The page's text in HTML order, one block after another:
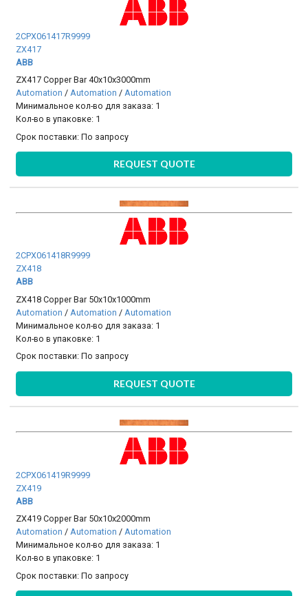
2CPX061417R9999
ZX417
ABB
ZX417 Copper Bar 40x10x3000mm
Automation /Automation /Automation
Минимальное кол-во для заказа: 1
Кол-во в упаковке: 1
Срок поставки:По запросу
REQUEST QUOTE
2CPX061418R9999
ZX418
ABB
ZX418 Copper Bar 50x10x1000mm
Automation / Automation / Automation
Минимальное кол-во для заказа: 1
Кол-во в упаковке: 1
Срок поставки:По запросу
REQUEST QUOTE
2CPX061419R9999
ZX419
ABB
ZX419 Copper Bar 50x10x2000mm
Automation /Automation /Automation
Минимальное кол-во для заказа: 1
Кол-во в упаковке: 1
Срок поставки:По запросу